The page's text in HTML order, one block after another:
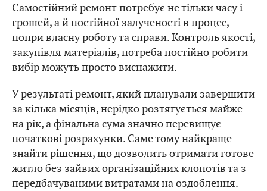
Самостійний ремонт потребує не тільки часу і
грошей, а й постійної залученості в процес,
попри власну роботу та справи. Контроль якості,
закупівля матеріалів, потреба постійно робити
вибір можуть просто виснажити.
У результаті ремонт, який планували завершити
за кілька місяців, нерідко розтягується майже
на рік, а фінальна сума значно перевищує
початкові розрахунки. Саме тому найкраще
знайти рішення, що дозволить отримати готове
житло без зайвих організаційних клопотів та з
передбачуваними витратами на оздоблення.